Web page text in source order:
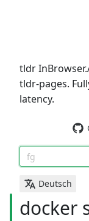
tldr
tldr-pages.
latency.
fg
Deutsch
docker